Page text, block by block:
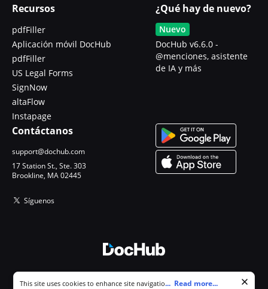
Recursos
pdfFiller
Aplicación móvil DocHub
pdfFiller
US Legal Forms
SignNow
altaFlow
Instapage
¿Qué hay de nuevo?
Nuevo
DocHub v6.6.0 -
@menciones, asistente
de IA y más
Contáctanos
support@dochub.com
17 Station St., Ste. 303
Brookline, MA 02445
Síguenos
Cookie consent notice
This site uses cookies to enhance site navigation and personalize
... Read more...